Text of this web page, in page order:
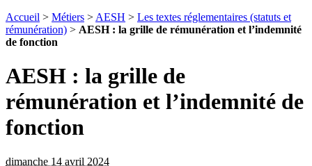
Accueil > Métiers > AESH > Les textes réglementaires (statuts et
rémunération) > AESH : la grille de rémunération et l’indemnité
de fonction
AESH : la grille de
rémunération et l’indemnité de
fonction
dimanche 14 avril 2024